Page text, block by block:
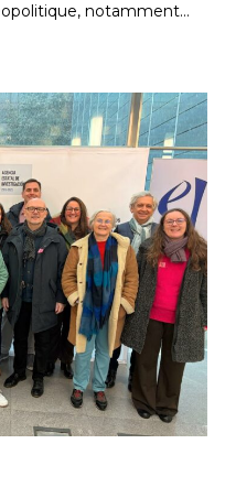
notamment…
: un échange croisé
d’approche
un projet Erasmus
centré sur l'éducation
entre la France…